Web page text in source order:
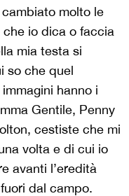
molto le
io dica o faccia
mia testa si
so che quel
hanno i
Gentile, Penny
cestiste che mi
volta e di cui io
avanti l’eredità
dal campo.